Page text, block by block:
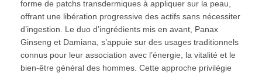
forme de patchs transdermiques à appliquer sur la peau,
offrant une libération progressive des actifs sans nécessiter
d’ingestion. Le duo d’ingrédients mis en avant, Panax
Ginseng et Damiana, s’appuie sur des usages traditionnels
connus pour leur association avec l’énergie, la vitalité et le
bien‑être général des hommes. Cette approche privilégie